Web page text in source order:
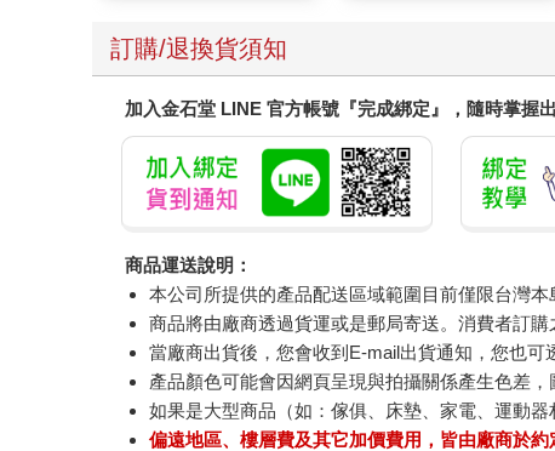
訂購/退換貨須知
加入金石堂 LINE 官方帳號『完成綁定』，隨時掌握
商品運送說明：
本公司所提供的產品配送區域範圍目前僅限台灣本
商品將由廠商透過貨運或是郵局寄送。消費者訂
當廠商出貨後，您會收到E-mail出貨通知，您也可
產品顏色可能會因網頁呈現與拍攝關係產生色差
如果是大型商品（如：傢俱、床墊、家電、運動
偏遠地區、樓層費及其它加價費用，皆由廠商於